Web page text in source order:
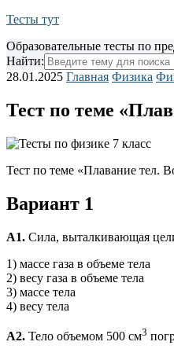
Тесты тут
Образовательные тесты по
Найти:
28.01.2025 Главная Физика
Тест по теме
Тест по теме «Плавание тел.
Вариант 1
А1. Сила, выталкивающая
1) массе газа в объеме тела
2) весу газа в объеме тела
3) массе тела
4) весу тела
А2. Тело объемом 500 см3